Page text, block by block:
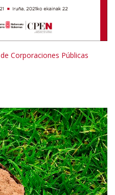
Corporaciones Públicas